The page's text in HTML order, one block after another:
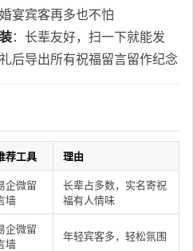
宴宾客再多也不怕
：长辈友好，扫一下就能发
后导出所有祝福留言留作纪念
荐工具 理由
企微留
墙
长辈占多数，实名寄祝
福有人情味
企微留
墙
年轻宾客多，轻松氛围